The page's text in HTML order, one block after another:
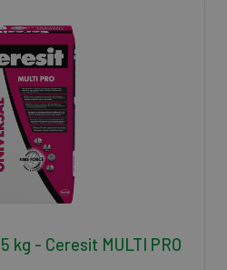
kg - Ceresit MULTI PRO